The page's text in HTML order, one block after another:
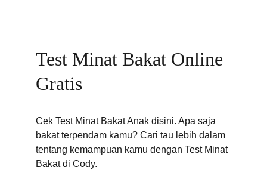
Test Minat Bakat Online
Gratis
Cek Test Minat Bakat Anak disini. Apa saja
bakat terpendam kamu? Cari tau lebih dalam
tentang kemampuan kamu dengan Test Minat
Bakat di Cody.